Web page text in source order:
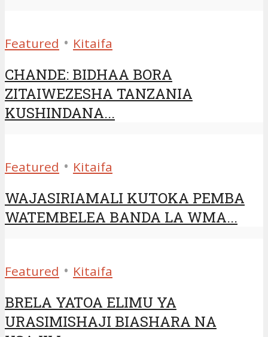
Featured • Kitaifa
CHANDE: BIDHAA BORA
ZITAIWEZESHA TANZANIA
KUSHINDANA...
Featured • Kitaifa
WAJASIRIAMALI KUTOKA PEMBA
WATEMBELEA BANDA LA WMA...
Featured • Kitaifa
BRELA YATOA ELIMU YA
URASIMISHAJI BIASHARA NA